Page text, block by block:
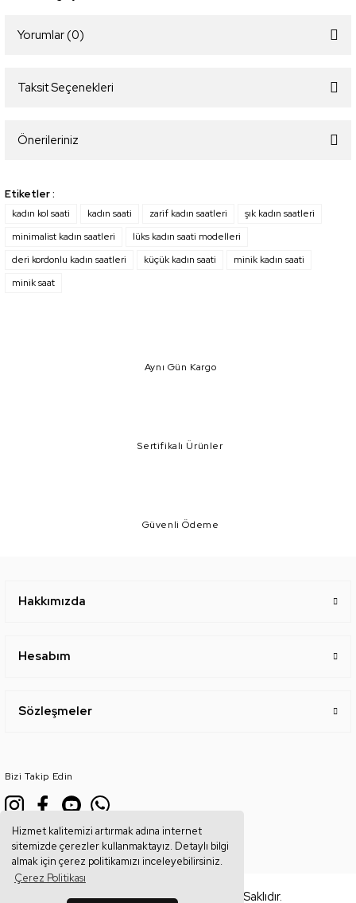
Hizmet kalitemizi artırmak adına internet
sitemizde çerezler kullanmaktayız. Detaylı bilgi
almak için çerez politikamızı inceleyebilirsiniz.
Çerez Politikası
Yorumlar (0)
Taksit Seçenekleri
Önerileriniz
yetersiz gördüğünüz noktaları öneri formunu kullanarak tarafımıza
iletebilirsiniz.
Ürün resmi kalitesiz, bozuk veya görüntülenemiyor.
Etiketler :
kadın kol saati kadın saati zarif kadın saatleri
şık kadın saatleri
minimalist kadın saatleri
lüks kadın saati modelleri
deri kordonlu kadın saatleri
küçük kadın saati
minik kadın saati
minik saat
Aynı Gün Kargo
Sertifikalı Ürünler
Güvenli Ödeme
Hakkımızda
Hesabım
Sözleşmeler
Bizi Takip Edin
Copyright © 2026, Tüm Hakları Saklıdır.